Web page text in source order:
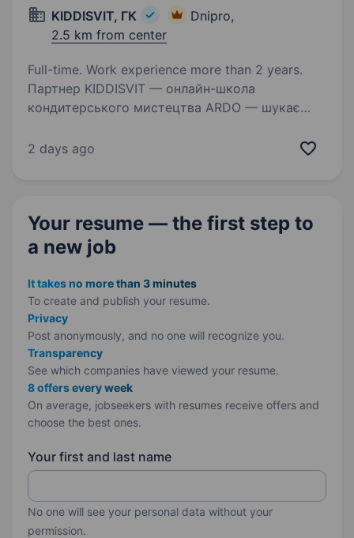
KIDDISVIT, ГК
Dnipro,
2.5 km from center
Full-time. Work experience more than 2 years.
Партнер KIDDISVIT — онлайн-школа
кондитерського мистецтва ARDO — шукає
Ми — онлайн-школа кондитерського
2 days ago
Your resume — the first step to
a new job
It takes no more than 3 minutes
To create and publish your resume.
Privacy
Post anonymously, and no one will recognize you.
Transparency
See which companies have viewed your resume.
8 offers every week
On average, jobseekers with resumes receive offers and
choose the best ones.
Your first and last name
No one will see your personal data without your
permission.